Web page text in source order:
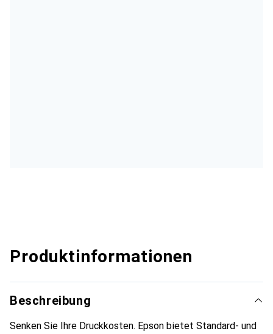
Produktinformationen
Beschreibung
Senken Sie Ihre Druckkosten. Epson bietet Standard- und